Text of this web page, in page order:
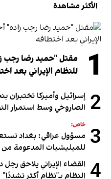
الأكثر مشاهدة
1
مقتل "حميد رضا رجب
للنظام الإيراني بعد
2 إسرائيل وأميركا
الصاروخي وسط استمرار
3 خاص:
مسؤول عراقي: بغداد
للميليشيات المدعومة من
4 القضاء الإيراني يلاحق
النظام بـ"نظام أكثر تشددًا"